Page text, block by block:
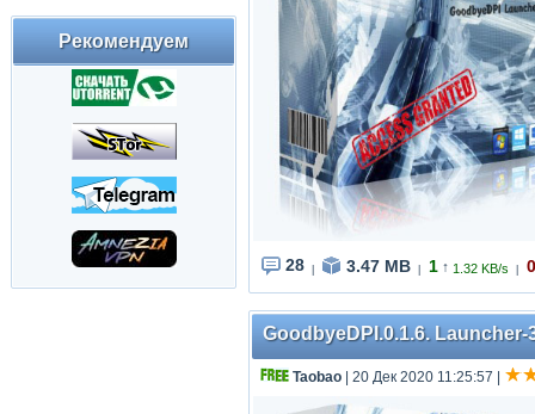
Рекомендуем
28 3.47 MB 1 ↑ 1.32 KB/s 0
GoodbyeDPI.0.1.6. Launcher-
Taobao | 20 Дек 2020 11:25:57